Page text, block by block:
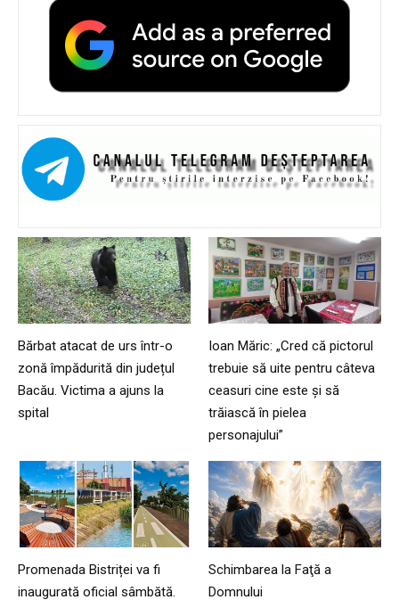
Bărbat atacat de urs într-o
zonă împădurită din județul
Bacău. Victima a ajuns la
spital
Ioan Măric: „Cred că pictorul
trebuie să uite pentru câteva
ceasuri cine este și să
trăiască în pielea
personajului”
Promenada Bistriței va fi
inaugurată oficial sâmbătă.
Schimbarea la Faţă a
Domnului